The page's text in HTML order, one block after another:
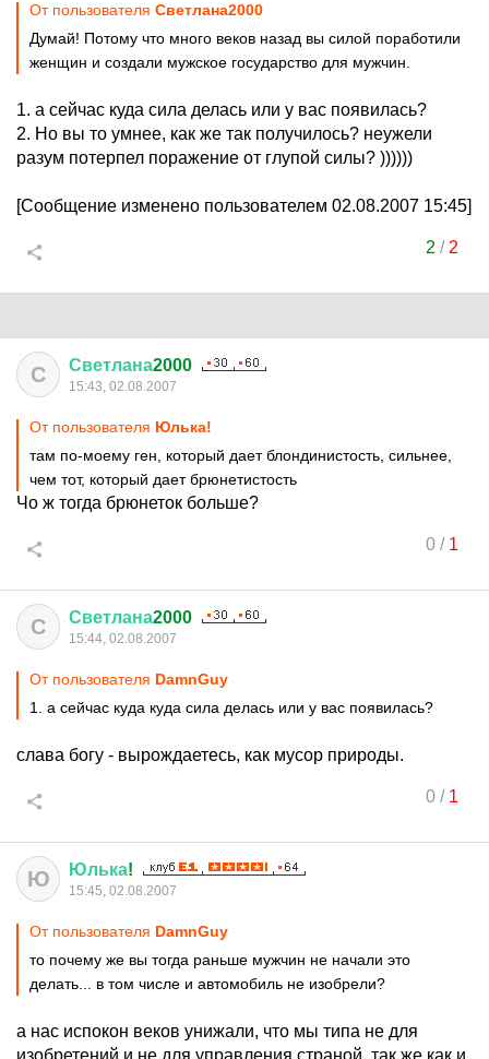
От пользователя Светлана2000
Думай! Потому что много веков назад вы силой поработили
женщин и создали мужское государство для мужчин.
1. а сейчас куда сила делась или у вас появилась?
2. Но вы то умнее, как же так получилось? неужели
разум потерпел поражение от глупой силы? ))))))
[Сообщение изменено пользователем 02.08.2007 15:45]
2 / 2
С Светлана2000
15:43, 02.08.2007
От пользователя Юлька!
там по-моему ген, который дает блондинистость, сильнее,
чем тот, который дает брюнетистость
Чо ж тогда брюнеток больше?
0/ 1
С Светлана2000
15:44, 02.08.2007
От пользователя DamnGuy
1. а сейчас куда куда сила делась или у вас появилась?
слава богу - вырождаетесь, как мусор природы.
0/ 1
Ю Юлька!
15:45, 02.08.2007
От пользователя DamnGuy
то почему же вы тогда раньше мужчин не начали это
делать... в том числе и автомобиль не изобрели?
а нас испокон веков унижали, что мы типа не для
изобретений и не для управления страной, так же как и